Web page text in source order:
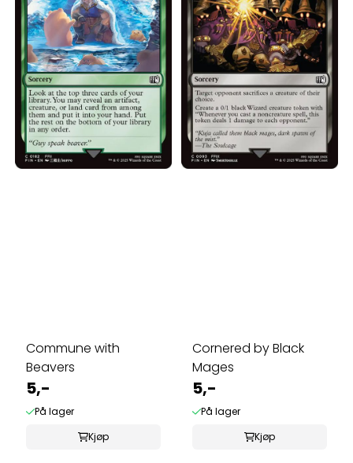
Commune with
Beavers
5,-
På lager
Kjøp
Cornered by Black
Mages
5,-
På lager
Kjøp